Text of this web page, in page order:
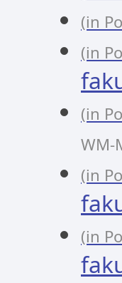
(in
(in
(in
WM-
(in
(in